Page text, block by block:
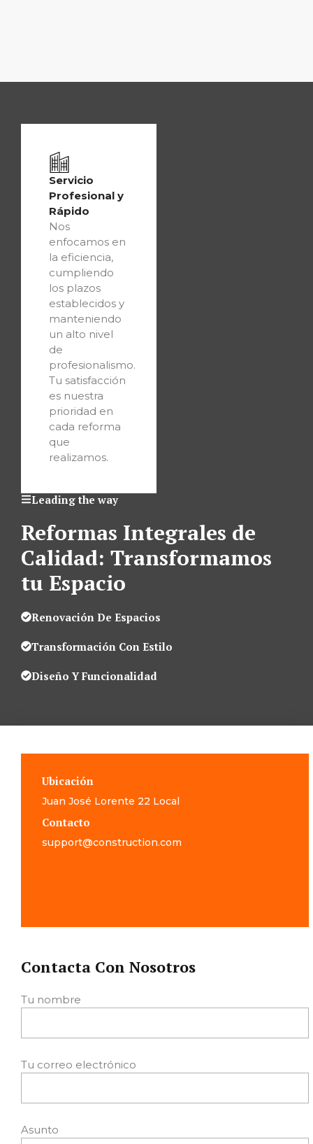
Leading the way
Reformas Integrales de
Calidad: Transformamos
tu Espacio
Renovación De Espacios
Transformación Con Estilo
Diseño Y Funcionalidad
Servicio
Profesional y
Rápido
Nos
enfocamos en
la eficiencia,
cumpliendo
los plazos
establecidos y
manteniendo
un alto nivel
de
profesionalismo.
Tu satisfacción
es nuestra
prioridad en
cada reforma
que
realizamos.
Ubicación
Juan José Lorente 22 Local
Contacto
support@construction.com
Contacta Con Nosotros
Tu nombre
Tu correo electrónico
Asunto